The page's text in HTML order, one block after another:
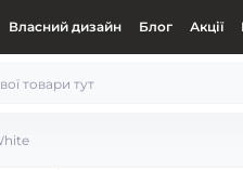
Власний дизайн Блог Акції